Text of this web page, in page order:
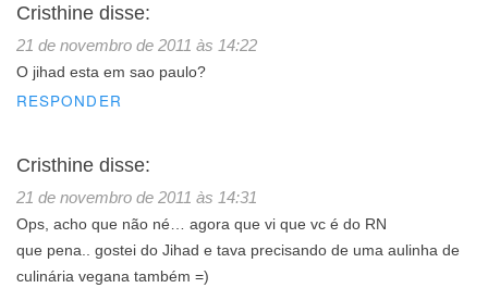
Cristhine disse:
21 de novembro de 2011 às 14:22
O jihad esta em sao paulo?
RESPONDER
Cristhine disse:
21 de novembro de 2011 às 14:31
Ops, acho que não né… agora que vi que vc é do RN
que pena.. gostei do Jihad e tava precisando de uma aulinha de
culinária vegana também =)